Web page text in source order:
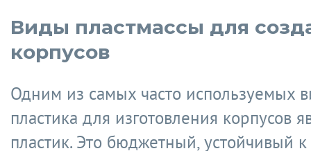
Виды пластмассы для
корпусов
Одним из самых часто используемых
пластика для изготовления корпусов
пластик. Это бюджетный, устойчивый к